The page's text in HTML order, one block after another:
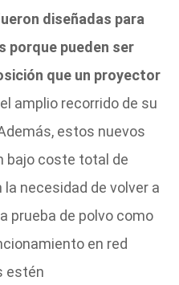
diseñadas para
porque pueden ser
que un proyector
amplio recorrido de su
estos nuevos
bajo coste total de
la necesidad de volver a
prueba de polvo como
en red
estén